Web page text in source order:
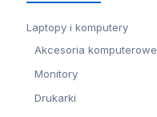
Laptopy i komputery
Akcesoria komputerowe
Monitory
Drukarki